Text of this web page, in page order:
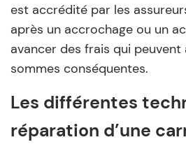
est accrédité par les
après un accrochage ou un
avancer des frais qui
sommes conséquentes.
Les différentes
réparation d’une